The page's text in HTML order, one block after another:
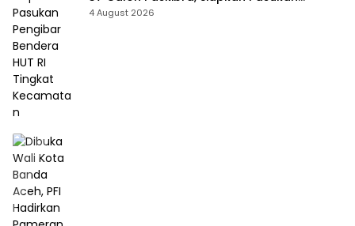
Pengibar Bendera HUT RI Tingkat
4 August 2026